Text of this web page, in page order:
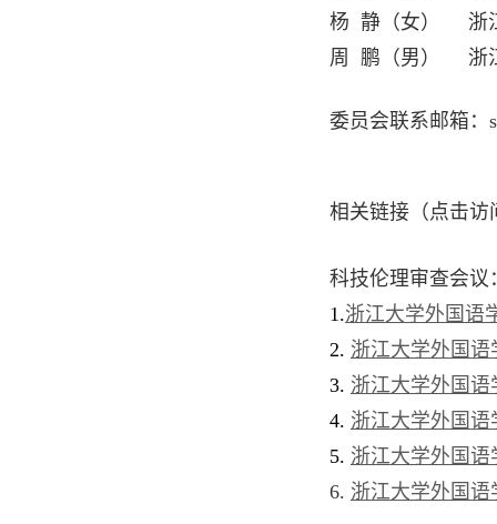
杨 静（女） 浙
周 鹏（男） 浙
委员会联系邮箱：
相关链接（点击访
科技伦理审查会议
1.浙江大学外国语
2. 浙江大学外国
3. 浙江大学外国
4. 浙江大学外国
5. 浙江大学外国
6. 浙江大学外国